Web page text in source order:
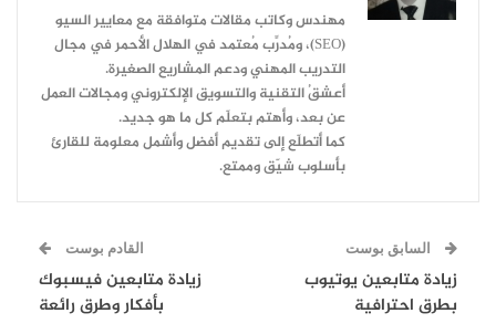
مهندس وكاتب مقالات متوافقة مع معايير السيو
(SEO)، ومُدرِّب مُعتمد في الهلال الأحمر في مجال
التدريب المهني ودعم المشاريع الصغيرة.
أعشقُ التقنية والتسويق الإلكتروني ومجالات العمل
عن بعد، وأهتم بتعلّم كل ما هو جديد.
كما أتطلّع إلى تقديم أفضل وأشمل معلومة للقارئ
بأسلوب شيّق وممتع.
السابق بوست
زيادة متابعين يوتيوب
بطرق احترافية
القادم بوست
زيادة متابعين فيسبوك
بأفكار وطرق رائعة